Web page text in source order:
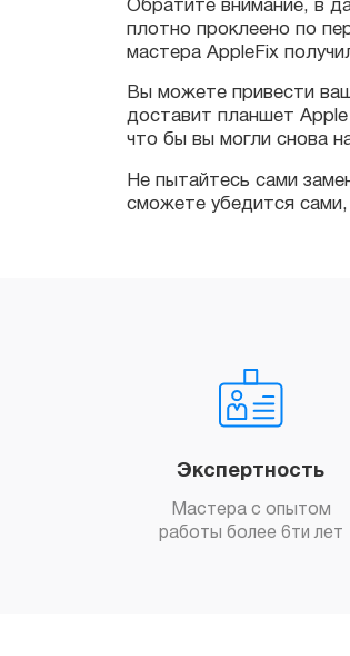
Вы можете привести ваш
доставит планшет Apple
что бы вы могли снова
Не пытайтесь сами
сможете убедится сами,
Экспертность
Мастера с опытом
работы более 6ти лет